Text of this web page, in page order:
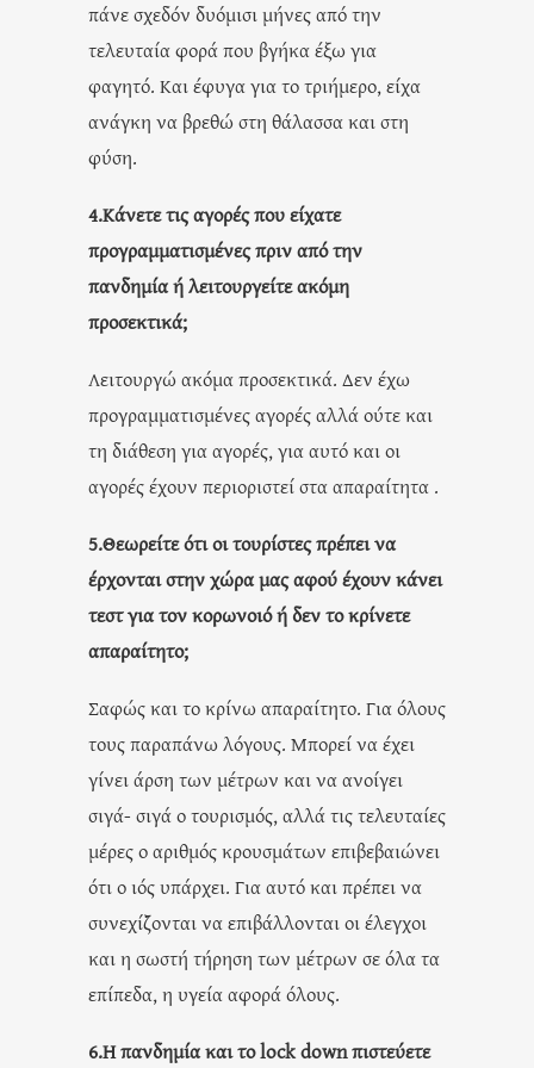
πάνε σχεδόν δυόμισι μήνες από την
τελευταία φορά που βγήκα έξω για
φαγητό. Και έφυγα για το τριήμερο, είχα
ανάγκη να βρεθώ στη θάλασσα και στη
φύση.
4.Κάνετε τις αγορές που είχατε
προγραμματισμένες πριν από την
πανδημία ήλειτουργείτε ακόμη
προσεκτικά;
Λειτουργώ ακόμα προσεκτικά. Δεν έχω
προγραμματισμένες αγορές αλλά ούτε και
τη διάθεση για αγορές, για αυτό και οι
αγορές έχουν περιοριστεί στα απαραίτητα .
5.Θεωρείτε ότι οι τουρίστες πρέπει να
έρχονται στην χώρα μας αφού έχουν κάνει
τεστ για τον κορωνοιό ή δεν το κρίνετε
απαραίτητο;
Σαφώς και το κρίνω απαραίτητο. Για όλους
τους παραπάνω λόγους. Μπορεί να έχει
γίνει άρση των μέτρων και να ανοίγει
σιγά- σιγά ο τουρισμός, αλλά τις τελευταίες
μέρες ο αριθμός κρουσμάτων επιβεβαιώνει
ότι ο ιός υπάρχει. Για αυτό και πρέπει να
συνεχίζονται να επιβάλλονται οι έλεγχοι
και η σωστή τήρηση των μέτρων σε όλα τα
επίπεδα, η υγεία αφορά όλους.
6.Η πανδημία και το lock down πιστεύετε